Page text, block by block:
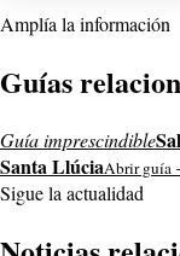
Amplía la información
Guías
Guía imprescindible
Santa LlúciaAbrir
Sigue la actualidad